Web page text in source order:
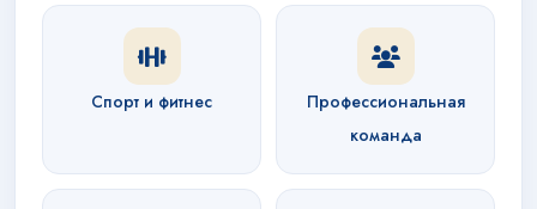
Спорт и фитнес
Профессиональная
команда